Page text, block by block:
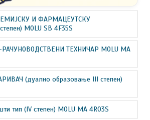
И ФАРМАЦЕУТСКУ
MOLU SB 4F35S
ТЕХНИЧАР MOLU MA
(дуално образовање III степен)
тип (IV степен) MOLU MA 4R03S